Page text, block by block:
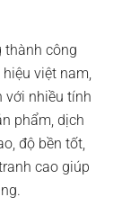
thành công
việt nam,
với nhiều tính
phẩm, dịch
độ bền tốt,
cao giúp